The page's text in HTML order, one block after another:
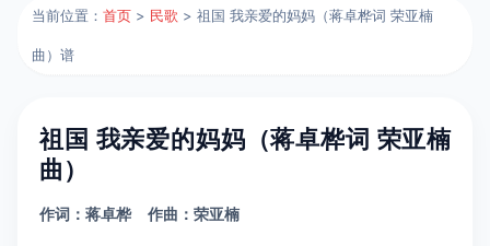
当前位置：首页 > 民歌 > 祖国 我亲爱的妈妈（蒋卓桦词 荣亚楠
曲）谱
祖国 我亲爱的妈妈（蒋卓桦词 荣亚楠
曲）
作词：蒋卓桦 作曲：荣亚楠